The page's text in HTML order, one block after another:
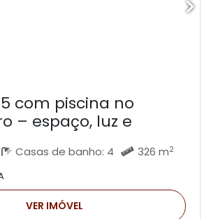
com piscina no
– espaço, luz e
da Rainha
Casas de banho: 4 326 m2
VER IMÓVEL